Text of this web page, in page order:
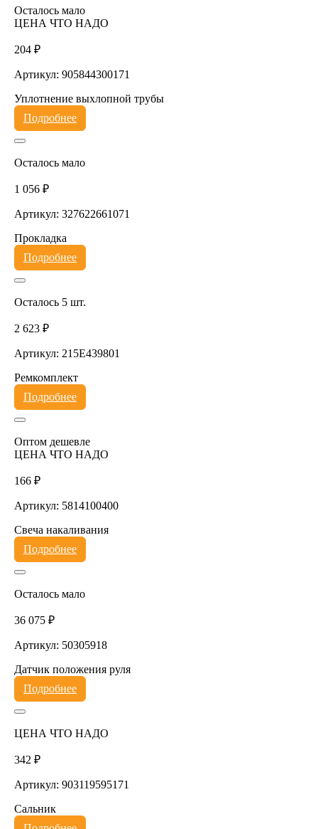
Осталось мало
ЦЕНА ЧТО НАДО
204 ₽
Артикул: 905844300171
Уплотнение выхлопной трубы
Подробнее
Осталось мало
1 056 ₽
Артикул: 327622661071
Прокладка
Подробнее
Осталось 5 шт.
2 623 ₽
Артикул: 215E439801
Ремкомплект
Подробнее
Оптом дешевле
ЦЕНА ЧТО НАДО
166 ₽
Артикул: 5814100400
Свеча накаливания
Подробнее
Осталось мало
36 075 ₽
Артикул: 50305918
Датчик положения руля
Подробнее
ЦЕНА ЧТО НАДО
342 ₽
Артикул: 903119595171
Сальник